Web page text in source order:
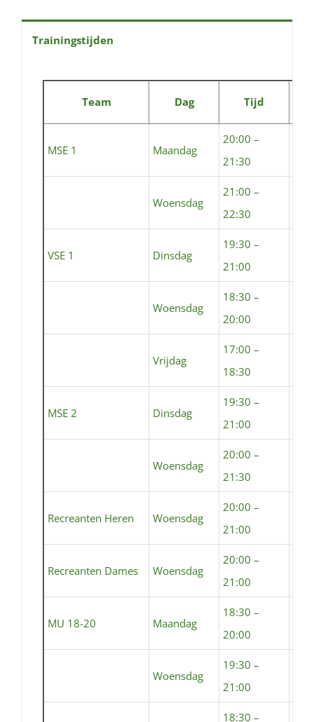
Trainingstijden
Team Dag Tijd
MSE 1 Maandag
20:00 –
21:30
Woensdag
21:00 –
22:30
VSE 1 Dinsdag
19:30 –
21:00
Woensdag
18:30 –
20:00
Vrijdag
17:00 –
18:30
MSE 2 Dinsdag
19:30 –
21:00
Woensdag
20:00 –
21:30
Recreanten Heren Woensdag
20:00 –
21:00
Recreanten Dames Woensdag
20:00 –
21:00
MU 18-20 Maandag
18:30 –
20:00
Woensdag
19:30 –
21:00
18:30 –